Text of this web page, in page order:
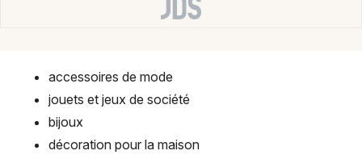
Sorties famille
Strasbourg
Toutes les villes
accessoires de mode
jouets et jeux de société
bijoux
décoration pour la maison